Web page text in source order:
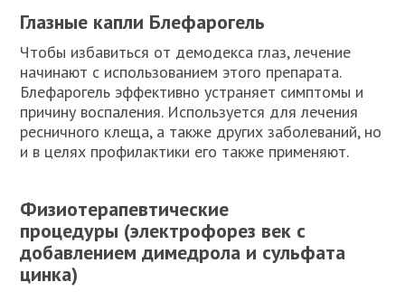
Глазные капли Блефарогель
Чтобы избавиться от демодекса глаз, лечение
начинают с использованием этого препарата.
Блефарогель эффективно устраняет симптомы и
причину воспаления. Используется для лечения
ресничного клеща, а также других заболеваний, но
и в целях профилактики его также применяют.
Физиотерапевтические
процедуры (электрофорез век с
добавлением димедрола и сульфата
цинка)